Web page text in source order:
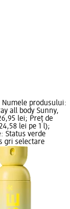
Numele produsului:
all body Sunny,
lei; Preț de
lei pe 1 l);
Status verde
gri selectare